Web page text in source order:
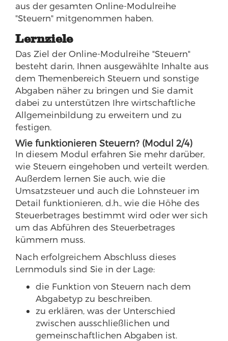
aus der gesamten Online-Modulreihe
"Steuern" mitgenommen haben.
Lernziele
Das Ziel der Online-Modulreihe "Steuern"
besteht darin, Ihnen ausgewählte Inhalte aus
dem Themenbereich Steuern und sonstige
Abgaben näher zu bringen und Sie damit
dabei zu unterstützen Ihre wirtschaftliche
Allgemeinbildung zu erweitern und zu
festigen.
Wie funktionieren Steuern? (Modul 2/4)
In diesem Modul erfahren Sie mehr darüber,
wie Steuern eingehoben und verteilt werden.
Außerdem lernen Sie auch, wie die
Umsatzsteuer und auch die Lohnsteuer im
Detail funktionieren, d.h., wie die Höhe des
Steuerbetrages bestimmt wird oder wer sich
um das Abführen des Steuerbetrages
kümmern muss.
Nach erfolgreichem Abschluss dieses
Lernmoduls sind Sie in der Lage:
die Funktion von Steuern nach dem
Abgabetyp zu beschreiben.
zu erklären, was der Unterschied
zwischen ausschließlichen und
gemeinschaftlichen Abgaben ist.